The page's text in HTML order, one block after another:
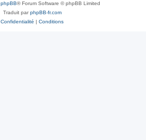
phpBB® Forum Software © phpBB Limited
Traduit parphpBB-fr.com
Confidentialité | Conditions